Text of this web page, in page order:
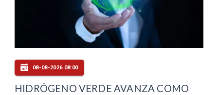
08-08-2026 08:00
HIDRÓGENO VERDE AVANZA COMO